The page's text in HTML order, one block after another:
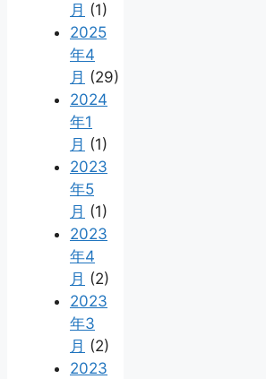
月 (1)
2025
年4
月 (29)
2024
年1
月 (1)
2023
年5
月 (1)
2023
年4
月 (2)
2023
年3
月 (2)
2023